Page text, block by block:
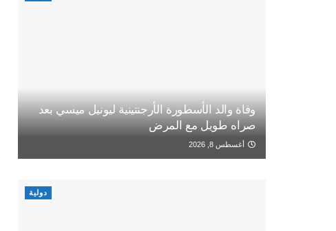
وفاة والد الأسطورة الأرجنتينية ليونيل ميسي بعد
صراه طويل مع المرض
أغسطس 8, 2026
دولية